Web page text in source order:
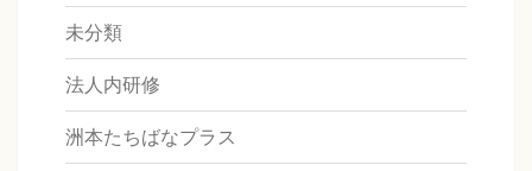
未分類
法人内研修
洲本たちばなプラス